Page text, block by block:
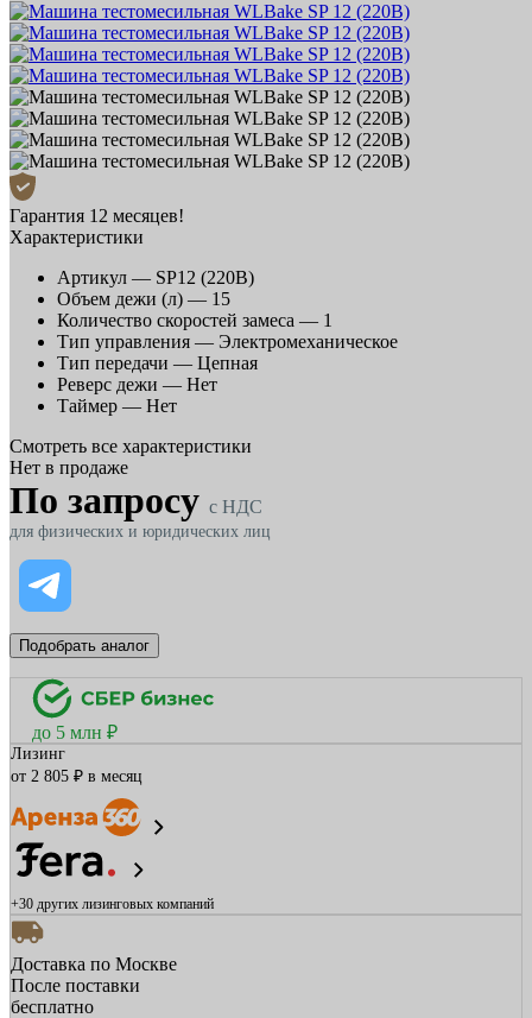
Гарантия 12 месяцев!
Характеристики
Артикул — SP12 (220В)
Объем дежи (л) — 15
Количество скоростей замеса — 1
Тип управления — Электромеханическое
Тип передачи — Цепная
Реверс дежи — Нет
Таймер — Нет
Смотреть все характеристики
Нет в продаже
По запросу c НДС
для физических и юридических лиц
Подобрать аналог
до 5 млн ₽
Лизинг
от 2 805 ₽ в месяц
+30 других лизинговых компаний
Доставка по Москве
После поставки
бесплатно